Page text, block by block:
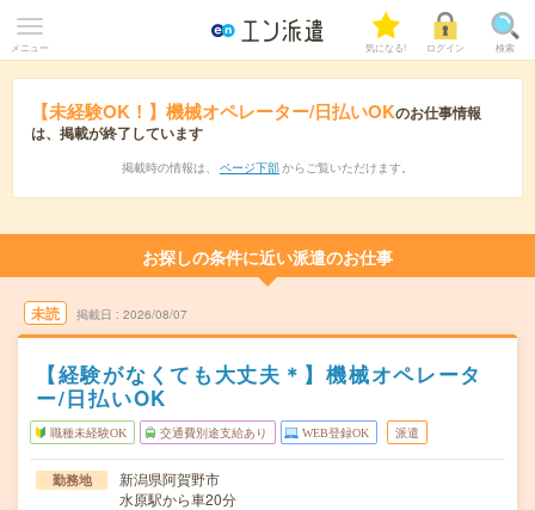
メニュー 気になる! ログイン 検索
【未経験OK！】機械オペレーター/日払いOKのお仕事情報
は、掲載が終了しています
掲載時の情報は、 ページ下部 からご覧いただけます。
お探しの条件に近い派遣のお仕事
未読 掲載日 2026/08/07
【経験がなくても大丈夫＊】機械オペレータ
ー/日払いOK
職種未経験OK 交通費別途支給あり WEB登録OK 派遣
勤務地
新潟県阿賀野市
水原駅から車20分